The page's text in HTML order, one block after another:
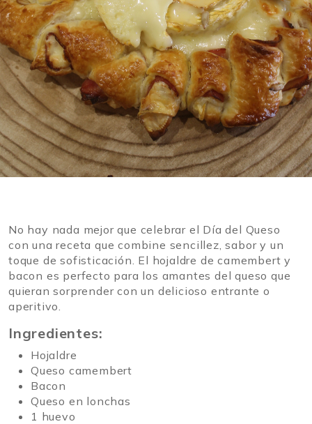
No hay nada mejor que celebrar el Día del Queso
con una receta que combine sencillez, sabor y un
toque de sofisticación. El hojaldre de camembert y
bacon es perfecto para los amantes del queso que
quieran sorprender con un delicioso entrante o
aperitivo.
Ingredientes:
Hojaldre
Queso camembert
Bacon
Queso en lonchas
1 huevo